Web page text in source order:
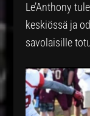
Le’Anthony
keskiössä ja
savolaisille